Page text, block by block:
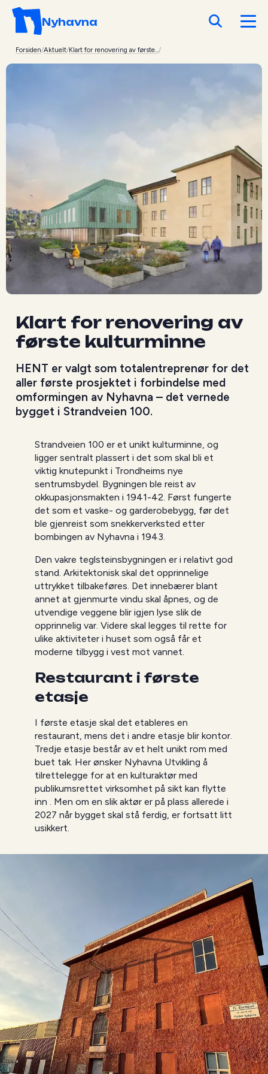
Nyhavna
Forsiden/Aktuelt/Klart for renovering av første.../
Klart for renovering av
første kulturminne
HENT er valgt som totalentreprenør for det
aller første prosjektet i forbindelse med
omformingen av Nyhavna – det vernede
bygget i Strandveien 100.
Strandveien 100 er et unikt kulturminne, og
ligger sentralt plassert i det som skal bli et
viktig knutepunkt i Trondheims nye
sentrumsbydel. Bygningen ble reist av
okkupasjonsmakten i 1941-42. Først fungerte
det som et vaske- og garderobebygg, før det
ble gjenreist som snekkerverksted etter
bombingen av Nyhavna i 1943.
Den vakre teglsteinsbygningen er i relativt god
stand. Arkitektonisk skal det opprinnelige
uttrykket tilbakeføres. Det innebærer blant
annet at gjenmurte vindu skal åpnes, og de
utvendige veggene blir igjen lyse slik de
opprinnelig var. Videre skal legges til rette for
ulike aktiviteter i huset som også får et
moderne tilbygg i vest mot vannet.
Restaurant i første
etasje
I første etasje skal det etableres en
restaurant, mens det i andre etasje blir kontor.
Tredje etasje består av et helt unikt rom med
buet tak. Her ønsker Nyhavna Utvikling å
tilrettelegge for at en kulturaktør med
publikumsrettet virksomhet på sikt kan flytte
inn . Men om en slik aktør er på plass allerede i
2027 når bygget skal stå ferdig, er fortsatt litt
usikkert.